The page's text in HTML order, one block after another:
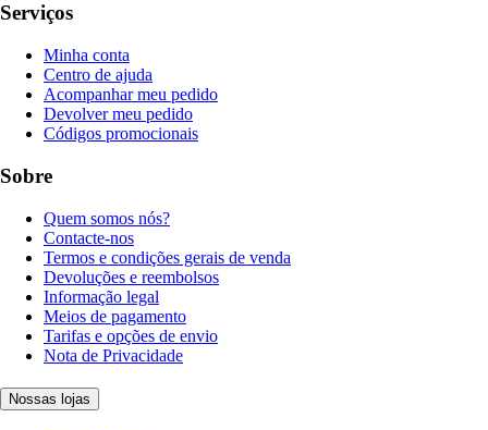
Serviços
Minha conta
Centro de ajuda
Acompanhar meu pedido
Devolver meu pedido
Códigos promocionais
Sobre
Quem somos nós?
Contacte-nos
Termos e condições gerais de venda
Devoluções e reembolsos
Informação legal
Meios de pagamento
Tarifas e opções de envio
Nota de Privacidade
Nossas lojas